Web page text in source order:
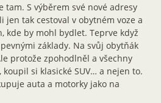
tam. S výběrem své nové adresy
jen tak cestoval v obytném voze a
kde by mohl bydlet. Teprve když
základy. Na svůj obytňák
protože zpohodlněl a všechny
koupil si klasické SUV… a nejen to.
auta a motorky jako na